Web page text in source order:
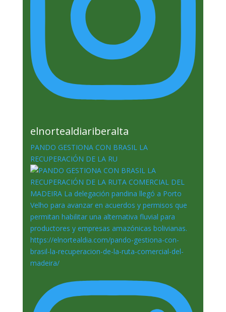
elnortealdiariberalta
PANDO GESTIONA CON BRASIL LA
RECUPERACIÓN DE LA RU